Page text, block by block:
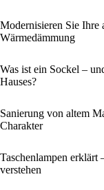
Modernisieren Sie Ihre
Wärmedämmung
Was ist ein Sockel –
Hauses?
Sanierung von altem
Charakter
Taschenlampen erklärt
verstehen